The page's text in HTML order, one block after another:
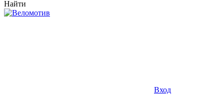
Найти
Вход